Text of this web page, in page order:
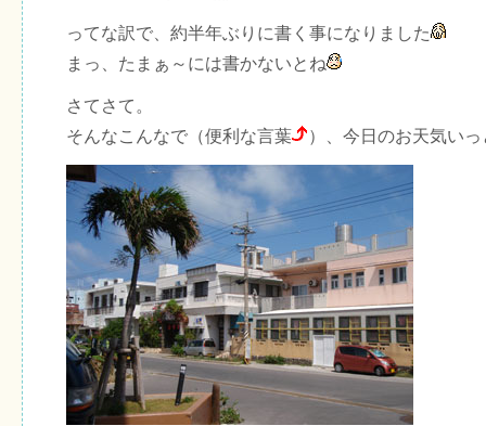
ってな訳で、約半年ぶりに書く事になりました
まっ、たまぁ～には書かないとね
さてさて。
そんなこんなで（便利な言葉
）、今日のお天気い